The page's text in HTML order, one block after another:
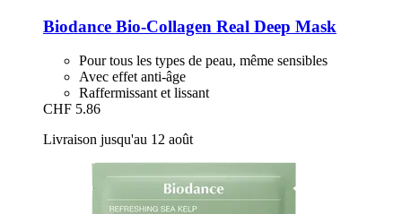
Biodance Bio-​Collagen Real Deep Mask
Pour tous les types de peau, même sensibles
Avec effet anti-âge
Raffermissant et lissant
CHF 5.86
Livraison jusqu'au 12 août